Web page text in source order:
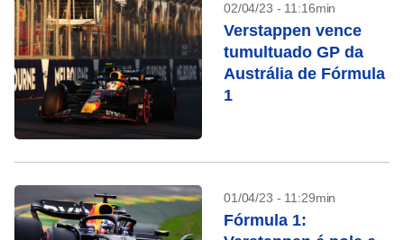
02/04/23 - 11:16min
Verstappen vence
tumultuado GP da
Austrália de Fórmula
1
01/04/23 - 11:29min
Fórmula 1: